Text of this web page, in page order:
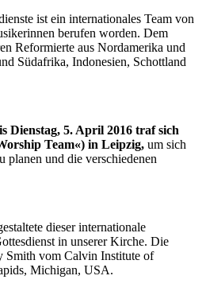
ist ein internationales Team von
berufen worden. Dem
Reformierte aus Nordamerika und
Südafrika, Indonesien, Schottland
Dienstag, 5. April 2016 traf sich
Team«) in Leipzig, um sich
planen und die verschiedenen
dieser internationale
in unserer Kirche. Die
Smith vom Calvin Institute of
Michigan, USA.